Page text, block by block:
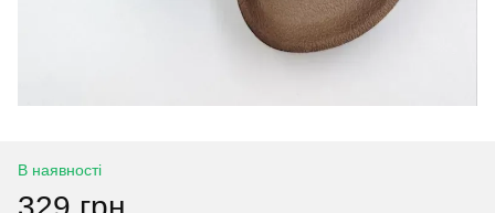
В наявності